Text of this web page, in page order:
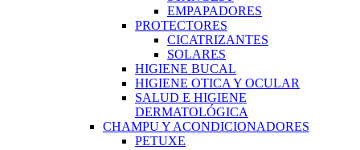
EMPAPADORES
PROTECTORES
CICATRIZANTES
SOLARES
HIGIENE BUCAL
HIGIENE OTICA Y OCULAR
SALUD E HIGIENE
DERMATOLÓGICA
CHAMPU Y ACONDICIONADORES
PETUXE